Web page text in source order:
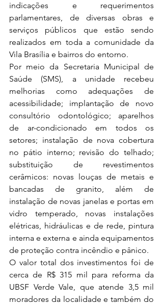
indicações e requerimentos
parlamentares, de diversas obras e
serviços públicos que estão sendo
realizados em toda a comunidade da
Vila Brasília e bairros do entorno.
Por meio da Secretaria Municipal de
Saúde (SMS), a unidade recebeu
melhorias como adequações de
acessibilidade; implantação de novo
consultório odontológico; aparelhos
de ar-condicionado em todos os
setores; instalação de nova cobertura
no pátio interno; revisão do telhado;
substituição de revestimentos
cerâmicos: novas louças de metais e
bancadas de granito, além de
instalação de novas janelas e portas em
vidro temperado, novas instalações
elétricas, hidráulicas e de rede, pintura
interna e externa e ainda equipamentos
de proteção contra incêndio e pânico.
O valor total dos investimentos foi de
cerca de R$ 315 mil para reforma da
UBSF Verde Vale, que atende 3,5 mil
moradores da localidade e também do